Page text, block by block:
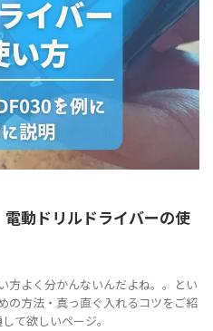
電動ドリルドライバーの使
方よく分かんないんだよね。。とい
の方法・真っ直ぐ入れるコツをご紹
て欲しいページ。